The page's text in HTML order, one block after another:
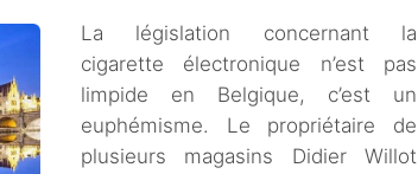
La législation concernant la
cigarette électronique n’est pas
limpide en Belgique, c’est un
euphémisme. Le propriétaire de
plusieurs magasins Didier Willot